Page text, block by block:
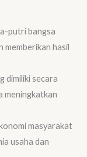
putri bangsa
memberikan hasil
dimiliki secara
meningkatkan
masyarakat
usaha dan